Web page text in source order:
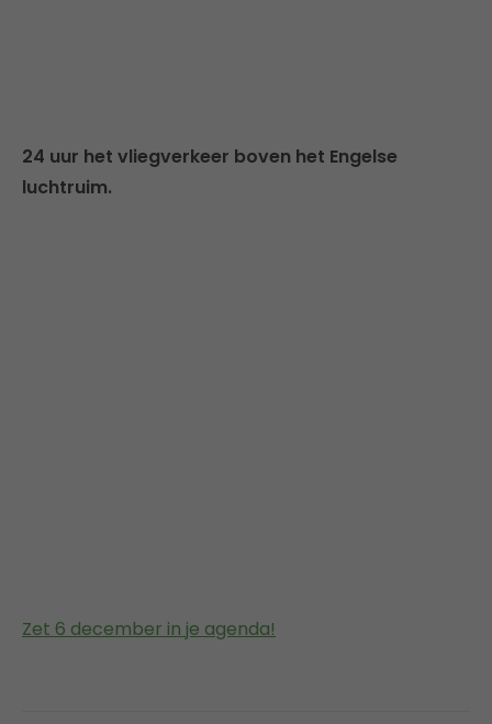
24 uur het vliegverkeer boven het Engelse
luchtruim.
Zet 6 december in je agenda!